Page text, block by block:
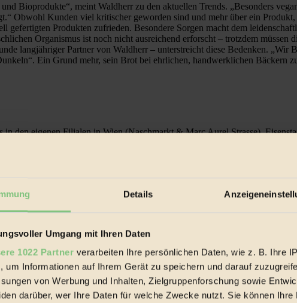
Details
Umgang mit Ihren Daten
1022 Partner verarbeiten Ihre persönlichen Daten, wie z. B. Ihre
um Informationen auf Ihrem Gerät zu speichern und darauf
von Werbung und Inhalten, Zielgruppenforschung sowie
darüber, wer Ihre Daten für welche Zwecke nutzt. Sie können
Bioprodukte“, meint Waldherr zu den aktuellen Trends. „Besonders
Obwohl Kunden viel kritischer geworden sind und mehr über ein
gefertigten Produkten zufrieden. Besondere Sorgen macht dem
Organismus ist noch nicht ausreichend erforscht – trotzdem
langjähriger Partner von Waldherr – unterstreicht diese Bedenken.
Ein Grund mehr, sein Brot bei ehrlichen, handwerklichen Bäckern
den eigenen Filialen in Wien (Naschmarkt & Marc Aurel Strasse),
bekannt) zeigt der Bayrische Rundfunk BR um 19.00 Uhr die